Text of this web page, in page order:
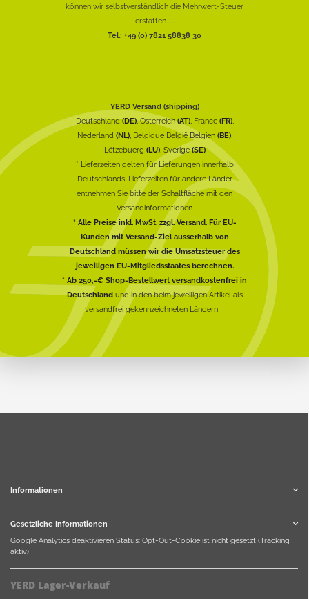
können wir selbstverständlich die Mehrwert-Steuer
erstatten......
Tel.: +49 (0) 7821 58838 30
YERD Versand (shipping)
Deutschland(DE), Österreich(AT), France (FR),
Nederland (NL), Belgique België Belgien (BE),
Lëtzebuerg (LU), Sverige(SE)
* Lieferzeiten gelten für Lieferungen innerhalb
Deutschlands, Lieferzeiten für andere Länder
entnehmen Sie bitte der Schaltfläche mit den
Versandinformationen
* Alle Preise inkl. MwSt. zzgl. Versand. Für EU-
Kunden mit Versand-Ziel ausserhalb von
Deutschland müssen wir die Umsatzsteuer des
jeweiligen EU-Mitgliedsstaates berechnen.
* Ab 250,-€ Shop-Bestellwert versandkostenfrei in
Deutschlandund in den beim jeweiligen Artikel als
versandfrei gekennzeichneten Ländern!
Informationen
Gesetzliche Informationen
Google Analytics deaktivieren Status: Opt-Out-Cookie ist nicht gesetzt (Tracking
aktiv)
YERD Lager-Verkauf